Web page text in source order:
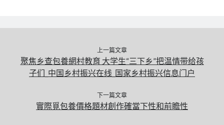
上一篇文章
聚焦乡查包養網村教育 大学生“三下乡”把温情带给孩
子们_中国乡村振兴在线_国家乡村振兴信息门户
下一篇文章
實際覓包養價格題材創作確當下性和前瞻性